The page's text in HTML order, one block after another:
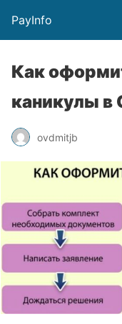
PayInfo
Как
каникулы в
ovdmitjb